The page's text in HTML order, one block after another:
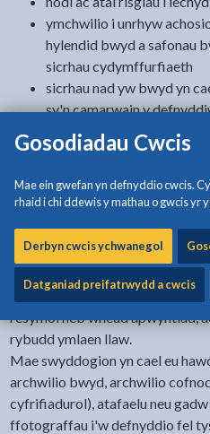
Gosodiadau Cwcis
Mae ein gwefan yn defnyddio cwcis.
rhaid i chi ddewis y mathau o gwcis yr
Derbyn cwcis ychwanegol
Datganiad preifatrwydd a cwcis
ymchwilio i unrhyw
hylendid bwyd a safonau
sicrhau cydymffurfiaeth
sicrhau nad yw bwyd yn
sy'n camarwain y
cynnig cyngor ar arferion da
gallwn hefyd ymweld o
hymweliadau rheolaidd yn
fusnes a’ch record diogelwch
arolygu amrywio rhwng bob 6
Mae gan Swyddogion
hawl i fynd i mewn ac arolygu
resymol heb wneud apwyntiad,
rybudd ymlaen llaw.
Mae swyddogion yn cael eu
archwilio bwyd, archwilio
cyfrifiadurol), atafaelu neu
ffotograffau i'w defnyddio fel